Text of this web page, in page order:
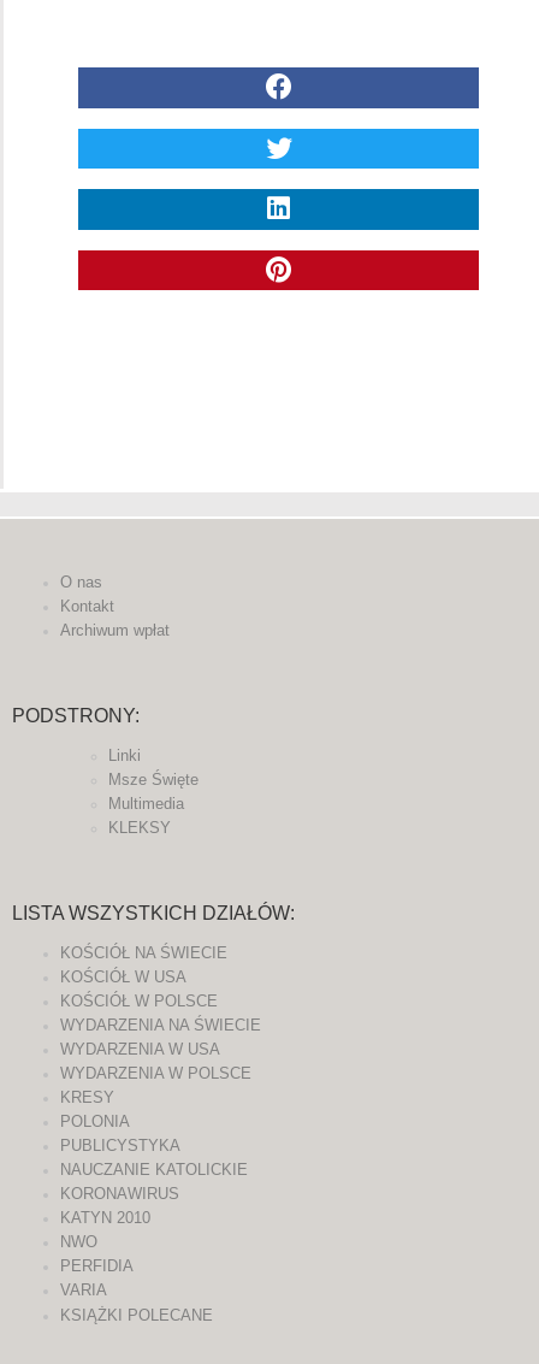
O nas
Kontakt
Archiwum wpłat
PODSTRONY:
Linki
Msze Święte
Multimedia
KLEKSY
LISTA WSZYSTKICH DZIAŁÓW:
KOŚCIÓŁ NA ŚWIECIE
KOŚCIÓŁ W USA
KOŚCIÓŁ W POLSCE
WYDARZENIA NA ŚWIECIE
WYDARZENIA W USA
WYDARZENIA W POLSCE
KRESY
POLONIA
PUBLICYSTYKA
NAUCZANIE KATOLICKIE
KORONAWIRUS
KATYN 2010
NWO
PERFIDIA
VARIA
KSIĄŻKI POLECANE